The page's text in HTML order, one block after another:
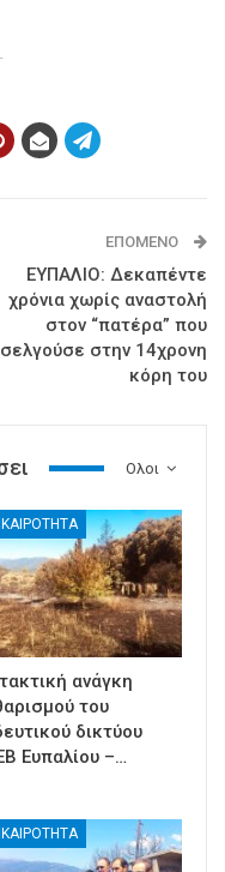
ΕΠΌΜΕΝΟ
ΕΥΠΑΛΙΟ: Δεκαπέντε
χρόνια χωρίς αναστολή
στον “πατέρα” που
στην 14χρονη
κόρη του
Ολοι
ανάγκη
του
δικτύου
Ευπαλίου –…